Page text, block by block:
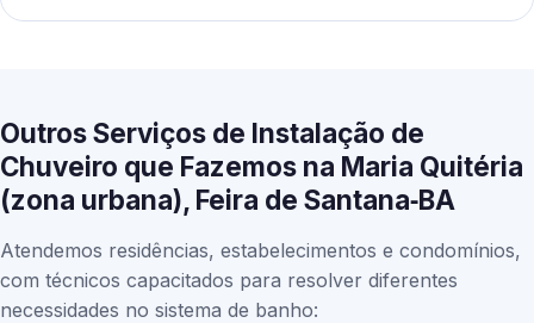
Outros Serviços de Instalação de
Chuveiro que Fazemos na Maria Quitéria
(zona urbana), Feira de Santana‑BA
Atendemos residências, estabelecimentos e condomínios,
com técnicos capacitados para resolver diferentes
necessidades no sistema de banho: